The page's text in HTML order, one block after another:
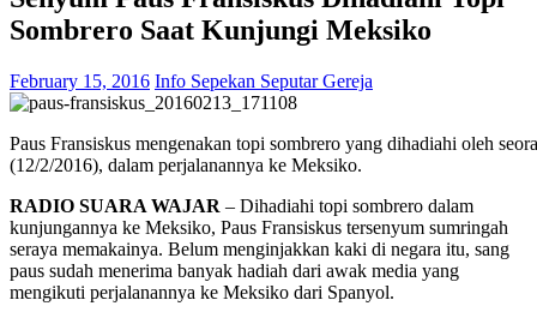
Sombrero Saat Kunjungi Meksiko
February 15, 2016 Info Sepekan Seputar Gereja
Paus Fransiskus mengenakan topi sombrero yang dihadiahi oleh
(12/2/2016), dalam perjalanannya ke Meksiko.
RADIO SUARA WAJAR – Dihadiahi topi sombrero dalam
kunjungannya ke Meksiko, Paus Fransiskus tersenyum sumringah
seraya memakainya. Belum menginjakkan kaki di negara itu, sang
paus sudah menerima banyak hadiah dari awak media yang
mengikuti perjalanannya ke Meksiko dari Spanyol.